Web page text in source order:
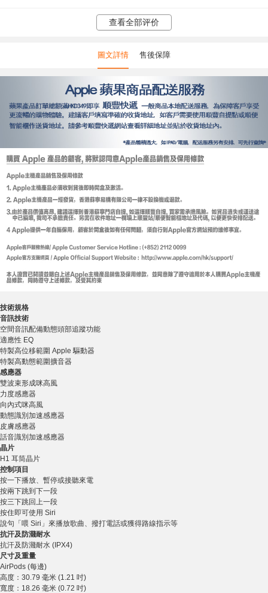
查看全部评价
圖文詳情 售後保障
技術規格
音訊技術
空間音訊配備動態頭部追蹤功能
適應性 EQ
特製高位移範圍 Apple 驅動器
特製高動態範圍擴音器
感應器
雙波束形成咪高風
力度感應器
向內式咪高風
動態識別加速感應器
皮膚感應器
話音識別加速感應器
晶片
H1 耳筒晶片
控制項目
按一下播放、暫停或接聽來電
按兩下跳到下一段
按三下跳回上一段
按住即可使用 Siri
說句「喂 Siri」來播放歌曲、撥打電話或獲得路線指示等
抗汗及防濺耐水
抗汗及防濺耐水 (IPX4)
尺寸及重量
AirPods (每邊)
高度：30.79 毫米 (1.21 吋)
寬度：18.26 毫米 (0.72 吋)